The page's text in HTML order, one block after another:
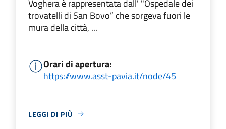
Voghera è rappresentata dall' "Ospedale dei
trovatelli di San Bovo” che sorgeva fuori le
mura della città, ...
Orari di apertura:
https://www.asst-pavia.it/node/45
LEGGI DI PIÙ